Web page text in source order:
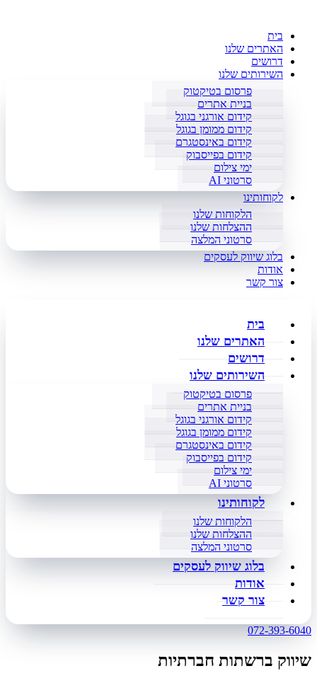
בית
האתרים שלנו
דרושים
השירותים שלנו
פרסום בטיקטוק
בניית אתרים
קידום אורגני בגוגל
קידום ממומן בגוגל
קידום באינסטגרם
קידום בפייסבוק
ימי צילום
סרטוני AI
לקוחותינו
הלקוחות שלנו
ההצלחות שלנו
סרטוני המלצה
בלוג שיווק לעסקים
אודות
צור קשר
בית
האתרים שלנו
דרושים
השירותים שלנו
פרסום בטיקטוק
בניית אתרים
קידום אורגני בגוגל
קידום ממומן בגוגל
קידום באינסטגרם
קידום בפייסבוק
ימי צילום
סרטוני AI
לקוחותינו
הלקוחות שלנו
ההצלחות שלנו
סרטוני המלצה
בלוג שיווק לעסקים
אודות
צור קשר
072-393-6040
שיווק ברשתות חברתיות